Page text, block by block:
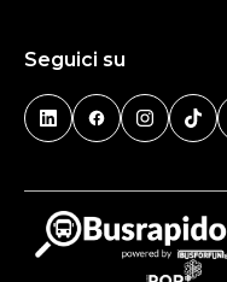
Seguici su